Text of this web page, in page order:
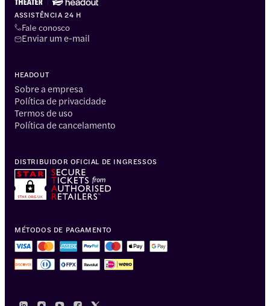
ASSISTÊNCIA 24 H
Fale conosco
Enviar um e-mail
HEADOUT
Sobre a empresa
Política de privacidade
Termos de uso
Política de cancelamento
MÉTODOS DE PAGAMENTO
DISTRIBUIDOR OFICIAL DE INGRESSOS